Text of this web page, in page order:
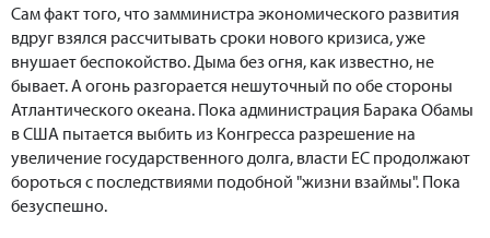
Сам факт того, что замминистра экономического развития
вдруг взялся рассчитывать сроки нового кризиса, уже
внушает беспокойство. Дыма без огня, как известно, не
бывает. А огонь разгорается нешуточный по обе стороны
Атлантического океана. Пока администрация Барака Обамы
в США пытается выбить из Конгресса разрешение на
увеличение государственного долга, власти ЕС продолжают
бороться с последствиями подобной "жизни взаймы". Пока
безуспешно.